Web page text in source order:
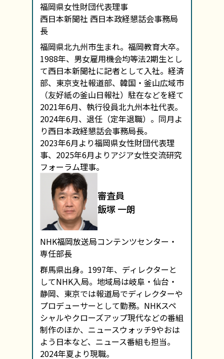
福岡県女性財団代表理事
西日本新聞社 西日本政経懇話会事務局
長
福岡県北九州市生まれ。福岡教育大卒。
1988年、男女雇用機会均等法2期生とし
て西日本新聞社に記者として入社。経済
部、東京支社報道部、韓国・釜山広域市
（友好紙の釜山日報社）駐在などを経て
2021年6月、執行役員北九州本社代表。
2024年6月、退任（定年退職）。同月よ
り西日本政経懇話会事務局長。
2023年6月より福岡県女性財団代表理
事、2025年6月よりアジア女性交流研究
フォーラム理事。
審査員
飯塚 一朗
NHK福岡放送局コンテンツセンター・
専任部長
群馬県出身。1997年、ディレクターと
してNHK入局。地域局は岐阜・仙台・
静岡、東京では報道局でディレクターや
プロデューサーとして勤務。NHKスペ
シャルやクローズアップ現代などの番組
制作のほか、ニュースウォッチ9やおは
よう日本など、ニュース番組も担当。
2024年夏より現職。